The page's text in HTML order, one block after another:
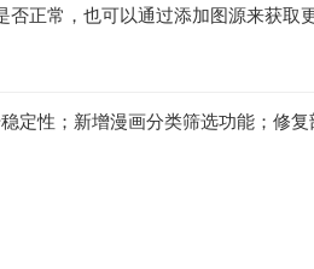
正常，也可以通过添加图源来获取
定性；新增漫画分类筛选功能；修复